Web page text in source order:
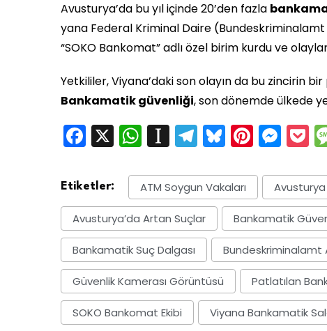
Avusturya’da bu yıl içinde 20’den fazla
yana Federal Kriminal Daire
“SOKO Bankomat” adlı özel birim kurdu ve
Yetkililer, Viyana’daki son olayın da bu zincirin
Bankamatik güvenliği, son dönemde ülkede
Facebook
X WhatsApp
Instapaper
Telegram
Bluesky
Etiketler: ATM Soygun Vakaları Avusturya
Avusturya’da Artan Suçlar Bankamatik
Bankamatik Suç Dalgası Bundeskriminalamt
Güvenlik Kamerası Görüntüsü Patlatılan
SOKO Bankomat Ekibi Viyana Bankamatik